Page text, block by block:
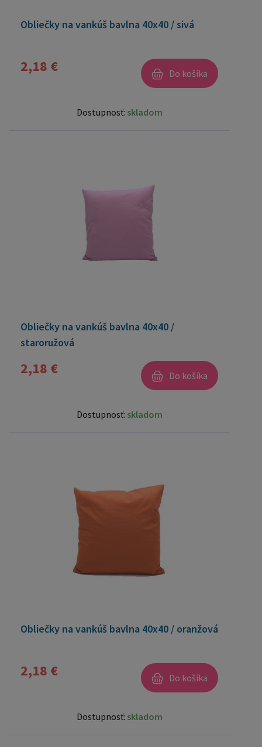
Obliečky na vankúš bavlna 40x40 / sivá
2,18 € Do košíka
Dostupnosť: skladom
Obliečky na vankúš bavlna 40x40 /
staroružová
2,18 € Do košíka
Dostupnosť: skladom
Obliečky na vankúš bavlna 40x40 / oranžová
2,18 € Do košíka
Dostupnosť: skladom